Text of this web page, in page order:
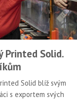
Printed Solid.
Solid blíž svým
s exportem svých